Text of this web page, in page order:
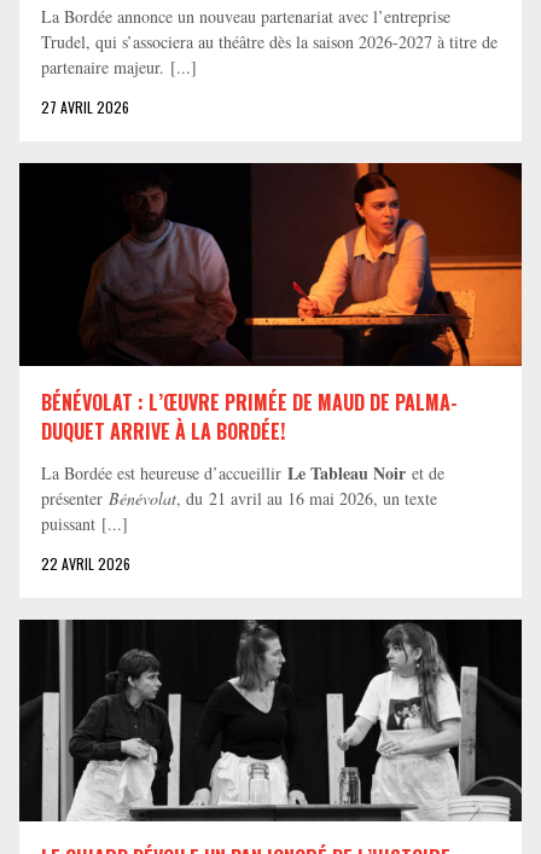
La Bordée annonce un nouveau partenariat avec l’entreprise
Trudel, qui s’associera au théâtre dès la saison 2026-2027 à titre de
partenaire majeur. [...]
27 AVRIL 2026
BÉNÉVOLAT : L’ŒUVRE PRIMÉE DE MAUD DE PALMA-
DUQUET ARRIVE À LA BORDÉE!
La Bordée est heureuse d’accueillir Le Tableau Noir et de
présenter Bénévolat, du 21 avril au 16 mai 2026, un texte
puissant [...]
22 AVRIL 2026